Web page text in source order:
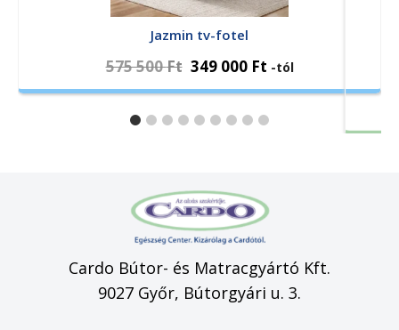
Jazmin tv-fotel
575 500Ft 349 000 Ft -tól
Cardo Bútor- és Matracgyártó Kft.
9027 Győr, Bútorgyári u. 3.